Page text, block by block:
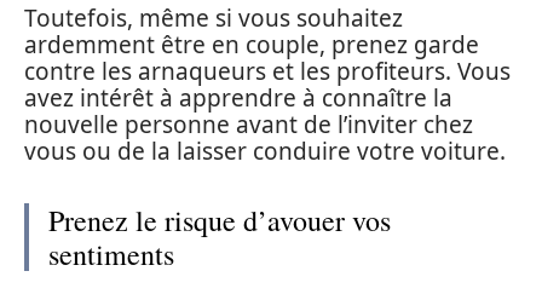
Toutefois, même si vous souhaitez
ardemment être en couple, prenez garde
contre les arnaqueurs et les profiteurs. Vous
avez intérêt à apprendre à connaître la
nouvelle personne avant de l’inviter chez
vous ou de la laisser conduire votre voiture.
Prenez le risque d’avouer vos
sentiments